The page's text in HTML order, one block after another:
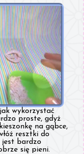
wykorzystać
proste, gdyż
na gąbce,
resztki do
jest bardzo
się pieni.